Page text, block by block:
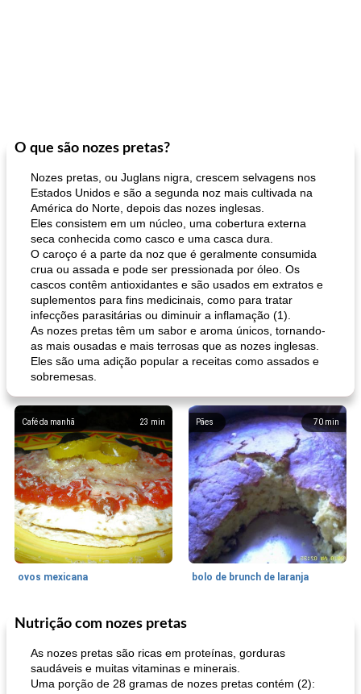
O que são nozes pretas?
Nozes pretas, ou Juglans nigra, crescem selvagens nos
Estados Unidos e são a segunda noz mais cultivada na
América do Norte, depois das nozes inglesas.
Eles consistem em um núcleo, uma cobertura externa
seca conhecida como casco e uma casca dura.
O caroço é a parte da noz que é geralmente consumida
crua ou assada e pode ser pressionada por óleo. Os
cascos contêm antioxidantes e são usados ​​em extratos e
suplementos para fins medicinais, como para tratar
infecções parasitárias ou diminuir a inflamação (1).
As nozes pretas têm um sabor e aroma únicos, tornando-
as mais ousadas e mais terrosas que as nozes inglesas.
Eles são uma adição popular a receitas como assados ​​e
sobremesas.
23 min
Café da manhã
ovos mexicana
70 min
Pães
bolo de brunch de laranja
130min
Pães De Fermento
Nutrição com nozes pretas
As nozes pretas são ricas em proteínas, gorduras
saudáveis ​​e muitas vitaminas e minerais.
Uma porção de 28 gramas de nozes pretas contém (2):